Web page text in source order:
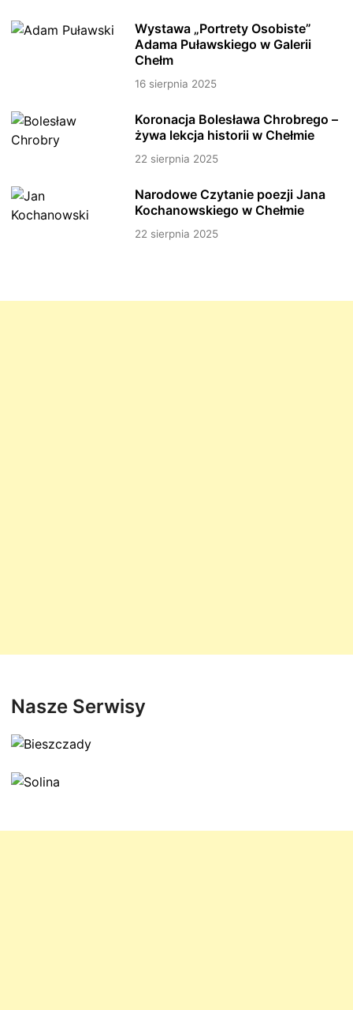
Wystawa „Portrety Osobiste”
Adama Puławskiego w Galerii
Chełm
16 sierpnia 2025
Koronacja Bolesława Chrobrego –
żywa lekcja historii w Chełmie
22 sierpnia 2025
Narodowe Czytanie poezji Jana
Kochanowskiego w Chełmie
22 sierpnia 2025
Nasze Serwisy